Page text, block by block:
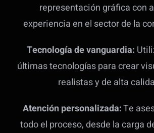
representación gráfica con
experiencia en el sector de la
Tecnología de vanguardia:
últimas tecnologías para crear
realistas y de alta
Atención personalizada:Te
todo el proceso, desde la carga